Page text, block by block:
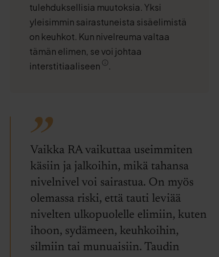
tulehduksellisia muutoksia. Yksi
yleisimmin sairastuneista sisäelimistä
on keuhkot. Kun nivelreuma valtaa
tämän elimen, se voi johtaa
interstitiaaliseen
.
Vaikka RA vaikuttaa useimmiten
käsiin ja jalkoihin, mikä tahansa
nivelnivel voi sairastua. On myös
olemassa riski, että tauti leviää
nivelten ulkopuolelle elimiin, kuten
ihoon, sydämeen, keuhkoihin,
silmiin tai munuaisiin. Taudin